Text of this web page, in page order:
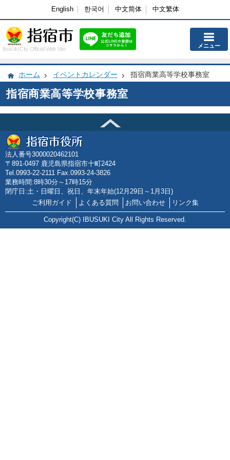
English 한국어 中文简体 中文繁体
Ibusuki City Official Web Site メニュー
ホーム イベントカレンダー 指宿商業高等学校事務室
指宿商業高等学校事務室
法人番号3000020462101
〒891-0497 鹿児島県指宿市十町2424
Tel.0993-22-2111 Fax.0993-24-3826
業務時間:8時30分～17時15分
閉庁日:土・日曜日、祝日、年末年始(12月29日～1月3日)
ご利用ガイド
よくある質問 お問い合わせ リンク集
Copyright(C) IBUSUKI City All Rights Reserved.